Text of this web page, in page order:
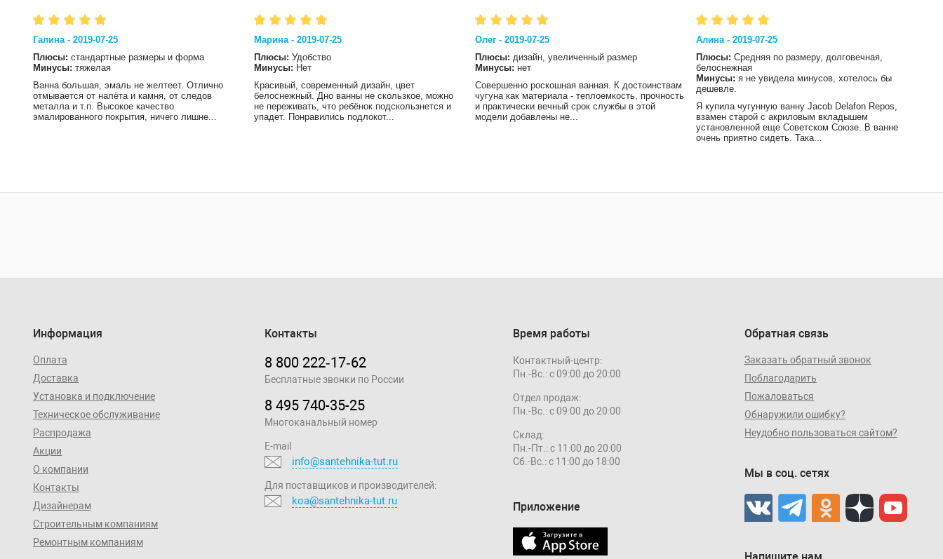
Галина - 2019-07-25
Плюсы: стандартные размеры и форма
Минусы: тяжелая
Ванна большая, эмаль не желтеет. Отлично
отмывается от налёта и камня, от следов
металла и т.п. Высокое качество
эмалированного покрытия, ничего лишне...
Марина - 2019-07-25
Плюсы: Удобство
Минусы: Нет
Красивый, современный дизайн, цвет
белоснежный. Дно ванны не скользкое, можно
не переживать, что ребёнок подскользнется и
упадет. Понравились подлокот...
Олег - 2019-07-25
Плюсы: дизайн, увеличенный размер
Минусы: нет
Совершенно роскошная ванная. К достоинствам
чугуна как материала - теплоемкость, прочность
и практически вечный срок службы в этой
модели добавлены не...
Алина - 2019-07-25
Плюсы: Средняя по размеру, долговечная,
белоснежная
Минусы: я не увидела минусов, хотелось бы
дешевле.
Я купила чугунную ванну Jacob Delafon Repos,
взамен старой с акриловым вкладышем
установленной еще Советском Союзе. В ванне
очень приятно сидеть. Така...
Информация
Оплата
Доставка
Установка и подключение
Техническое обслуживание
Распродажа
Акции
О компании
Контакты
Дизайнерам
Строительным компаниям
Ремонтным компаниям
Контакты
8 800 222‑17‑62
Бесплатные звонки по России
8 495 740-35-25
Многоканальный номер
E-mail
info@santehnika-tut.ru
Для поставщиков и производителей:
koa@santehnika-tut.ru
Время работы
Контактный-центр:
Пн.-Вс.: с 09:00 до 20:00
Отдел продаж:
Пн.-Вс.: с 09:00 до 20:00
Склад:
Пн.-Пт.: с 11:00 до 20:00
Сб.-Вс.: с 11:00 до 18:00
Приложение
Обратная связь
Заказать обратный звонок
Поблагодарить
Пожаловаться
Обнаружили ошибку?
Неудобно пользоваться сайтом?
Мы в соц. сетях
Напишите нам